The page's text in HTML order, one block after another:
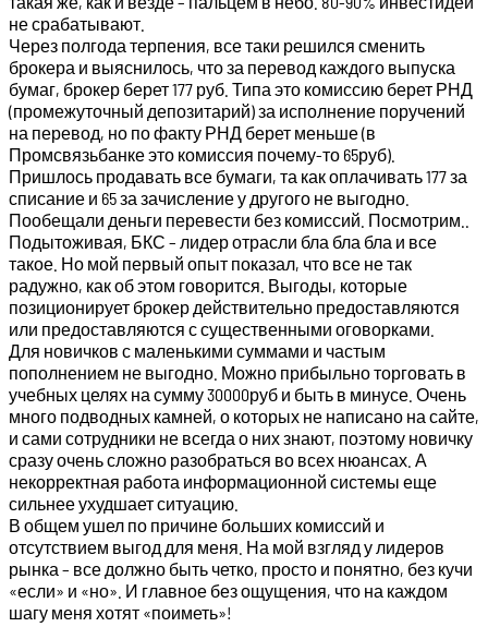
не срабатывают.
Через полгода терпения, все таки решился сменить
брокера и выяснилось, что за перевод каждого выпуска
бумаг, брокер берет 177 руб. Типа это комиссию берет РНД
(промежуточный депозитарий) за исполнение поручений
на перевод, но по факту РНД берет меньше (в
Промсвязьбанке это комиссия почему-то 65руб).
Пришлось продавать все бумаги, та как оплачивать 177 за
списание и 65 за зачисление у другого не выгодно.
Пообещали деньги перевести без комиссий. Посмотрим..
Подытоживая, БКС – лидер отрасли бла бла бла и все
такое. Но мой первый опыт показал, что все не так
радужно, как об этом говорится. Выгоды, которые
позиционирует брокер действительно предоставляются
или предоставляются с существенными оговорками.
Для новичков с маленькими суммами и частым
пополнением не выгодно. Можно прибыльно торговать в
учебных целях на сумму 30000руб и быть в минусе. Очень
много подводных камней, о которых не написано на сайте,
и сами сотрудники не всегда о них знают, поэтому новичку
сразу очень сложно разобраться во всех нюансах. А
некорректная работа информационной системы еще
сильнее ухудшает ситуацию.
В общем ушел по причине больших комиссий и
отсутствием выгод для меня. На мой взгляд у лидеров
рынка – все должно быть четко, просто и понятно, без кучи
«если» и «но». И главное без ощущения, что на каждом
шагу меня хотят «поиметь»!